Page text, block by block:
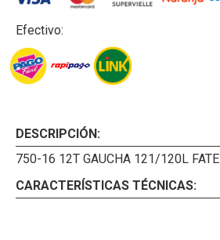
Efectivo:
DESCRIPCIÓN:
750-16 12T GAUCHA 121/120L FATE
CARACTERÍSTICAS TÉCNICAS: